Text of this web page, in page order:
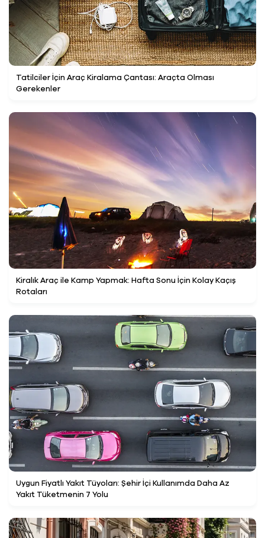
Tatilciler İçin Araç Kiralama Çantası: Araçta Olması
Gerekenler
Kiralık Araç ile Kamp Yapmak: Hafta Sonu İçin Kolay Kaçış
Rotaları
Uygun Fiyatlı Yakıt Tüyoları: Şehir İçi Kullanımda Daha Az
Yakıt Tüketmenin 7 Yolu